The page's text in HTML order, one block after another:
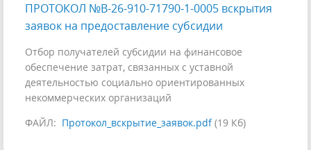
ПРОТОКОЛ №В-26-910-71790-1-0005 вскрытия
заявок на предоставление субсидии
Отбор получателей субсидии на финансовое
обеспечение затрат, связанных с уставной
деятельностью социально ориентированных
некоммерческих организаций
ФАЙЛ: Протокол_вскрытие_заявок.pdf(19 Кб)